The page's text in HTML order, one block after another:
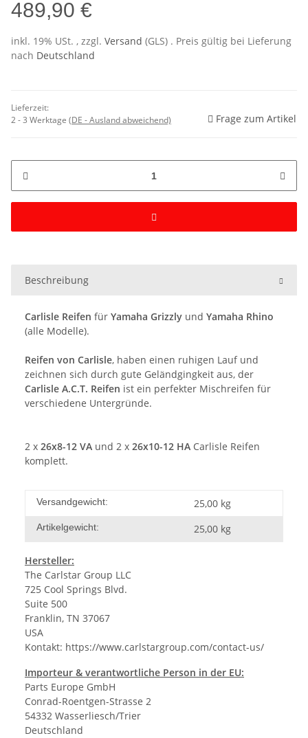
489,90 €
inkl. 19% USt. , zzgl. Versand (GLS) . Preis gültig bei Lieferung
nach Deutschland
Lieferzeit:
2 - 3 Werktage (DE - Ausland abweichend) Frage zum Artikel
Beschreibung
Carlisle Reifen für Yamaha Grizzly und Yamaha Rhino
(alle Modelle).
Reifen von Carlisle, haben einen ruhigen Lauf und
zeichnen sich durch gute Geländgingkeit aus, der
Carlisle A.C.T. Reifen ist ein perfekter Mischreifen für
verschiedene Untergründe.
2 x 26x8-12 VA und 2 x 26x10-12 HA Carlisle Reifen
komplett.
Versandgewicht: 25,00 kg
Artikelgewicht: 25,00 kg
Hersteller:
The Carlstar Group LLC
725 Cool Springs Blvd.
Suite 500
Franklin, TN 37067
USA
Kontakt: https://www.carlstargroup.com/contact-us/
Importeur & verantwortliche Person in der EU:
Parts Europe GmbH
Conrad-Roentgen-Strasse 2
54332 Wasserliesch/Trier
Deutschland